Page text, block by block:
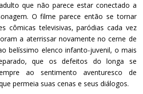
que não parece estar conectado a
O filme parece então se tornar
cômicas televisivas, paródias cada vez
a aterrissar novamente no cerne de
belíssimo elenco infanto-juvenil, o mais
que os defeitos do longa se
ao sentimento aventuresco de
permeia suas cenas e seus diálogos.